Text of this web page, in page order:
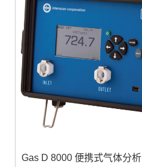
Gas D 8000 便携式气体分析